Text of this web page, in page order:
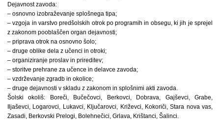
Dejavnost zavoda:
– osnovno izobraževanje splošnega tipa;
– vzgoja in varstvo predšolskih otrok po programih in obsegu, ki jih je sprejel
z zakonom pooblaščen organ dejavnosti;
– priprava otrok na osnovno šolo;
– druge oblike dela z učenci in otroki;
– organiziranje proslav in prireditev;
– storitve prehrane za učence in delavce zavoda;
– vzdrževanje zgradb in okolice;
– druge dejavnosti v skladu z zakonom in splošnimi akti zavoda.
Šolski okoliš: Boreči, Bučečovci, Berkovci, Dobrava, Gajševci, Grabe,
Iljaševci, Logarovci, Lukavci, Ključarovci, Križevci, Kokoriči, Stara nova vas,
Zasadi, Berkovski Prelogi, Bolehnečici, Grlava, Krištanci, Šalinci.